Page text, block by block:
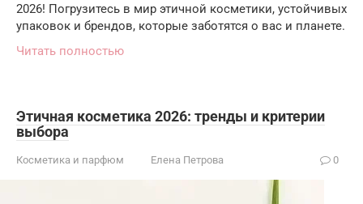
2026! Погрузитесь в мир этичной косметики, устойчивых
упаковок и брендов, которые заботятся о вас и планете.
Читать полностью
Этичная косметика 2026: тренды и критерии
выбора
Косметика и парфюм Елена Петрова 0